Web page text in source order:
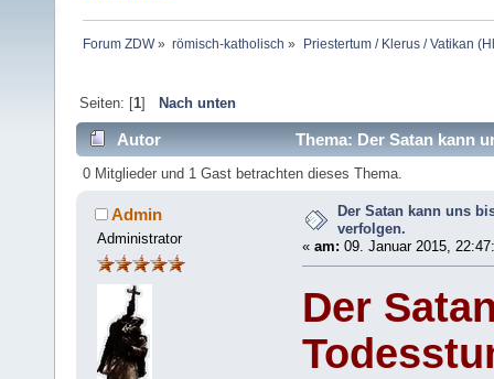
Forum ZDW» römisch-katholisch » Priestertum / Klerus / Vatikan
Seiten: [1] Nach unten
Autor Thema: Der Satan kann
0 Mitglieder und 1 Gast betrachten dieses Thema.
Admin
Administrator
Der Satan kann uns
verfolgen.
« am: 09. Januar 2015,
Der